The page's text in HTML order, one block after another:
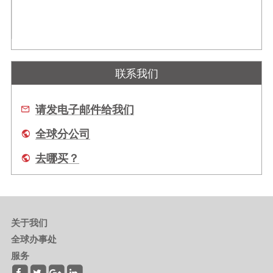
联系我们
请发电子邮件给我们
全球分公司
去哪买？
关于我们
全球办事处
服务